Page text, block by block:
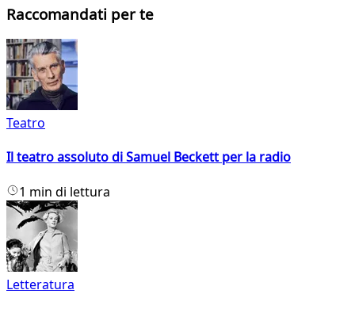
Raccomandati per te
Teatro
Il teatro assoluto di Samuel Beckett per la radio
1 min di lettura
Letteratura